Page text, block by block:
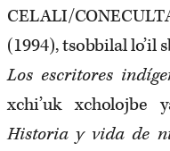
CELALI/
(1994), tsobbilal lo’il
Los escritores
xchi’uk xcholojbe
Historia y vida de